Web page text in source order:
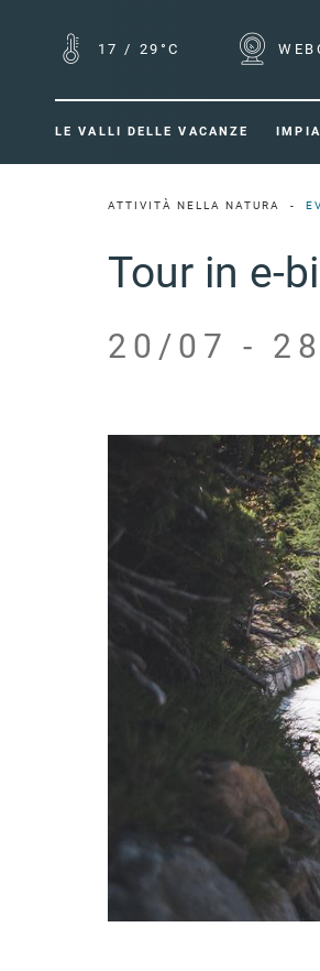
17 / 29°C
LE VALLI DELLE VACANZE
ATTIVITÀ NELLA NATURA
Tour in e-
20/07 -